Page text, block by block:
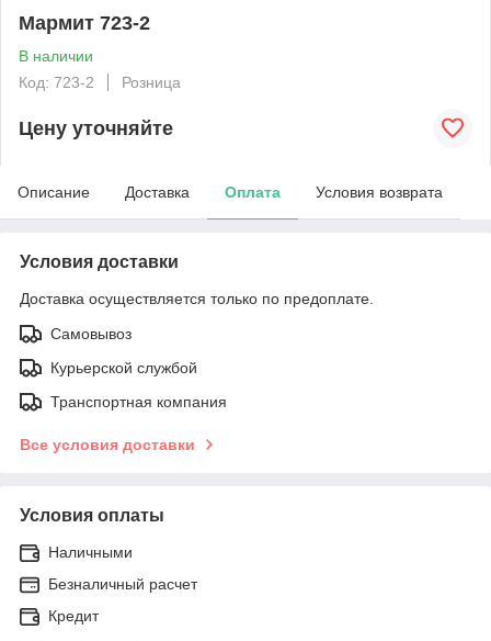
Мармит 723-2
В наличии
Код: 723-2
Розница
Цену уточняйте
Описание Доставка Оплата Условия возврата
Условия доставки
Доставка осуществляется только по предоплате.
Самовывоз
Курьерской службой
Транспортная компания
Все условия доставки
Условия оплаты
Наличными
Безналичный расчет
Кредит